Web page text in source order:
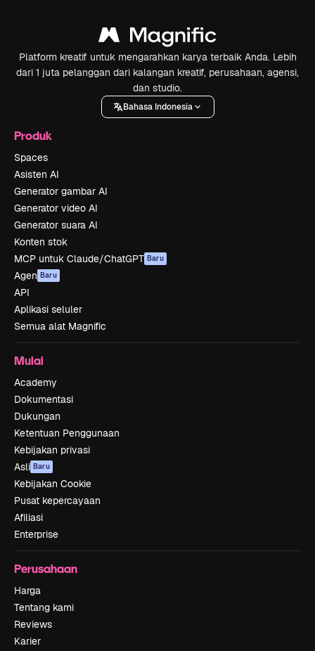
Platform kreatif untuk mengarahkan karya terbaik Anda. Lebih
dari 1 juta pelanggan dari kalangan kreatif, perusahaan, agensi,
dan studio.
Bahasa Indonesia
Produk
Spaces
Asisten AI
Generator gambar AI
Generator video AI
Generator suara AI
Konten stok
MCP untuk Claude/ChatGPT Baru
Agen Baru
API
Aplikasi seluler
Semua alat Magnific
Mulai
Academy
Dokumentasi
Dukungan
Ketentuan Penggunaan
Kebijakan privasi
Asli Baru
Kebijakan Cookie
Pusat kepercayaan
Afiliasi
Enterprise
Perusahaan
Harga
Tentang kami
Reviews
Karier